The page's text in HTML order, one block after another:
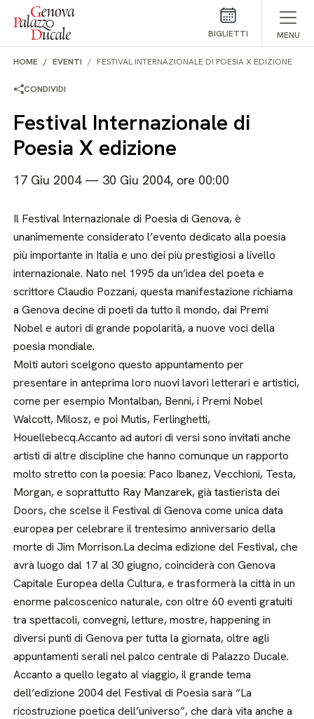
Salta al contenuto
BIGLIETTI MENU
HOME EVENTI FESTIVAL INTERNAZIONALE DI POESIA X EDIZIONE
CONDIVIDI
Festival Internazionale di
Poesia X edizione
17 Giu 2004 — 30 Giu 2004, ore 00:00
Il Festival Internazionale di Poesia di Genova, è
unanimemente considerato l’evento dedicato alla poesia
più importante in Italia e uno dei più prestigiosi a livello
internazionale. Nato nel 1995 da un’idea del poeta e
scrittore Claudio Pozzani, questa manifestazione richiama
a Genova decine di poeti da tutto il mondo, dai Premi
Nobel e autori di grande popolarità, a nuove voci della
poesia mondiale.
Molti autori scelgono questo appuntamento per
presentare in anteprima loro nuovi lavori letterari e artistici,
come per esempio Montalban, Benni, i Premi Nobel
Walcott, Milosz, e poi Mutis, Ferlinghetti,
Houellebecq.Accanto ad autori di versi sono invitati anche
artisti di altre discipline che hanno comunque un rapporto
molto stretto con la poesia: Paco Ibanez, Vecchioni, Testa,
Morgan, e soprattutto Ray Manzarek, già tastierista dei
Doors, che scelse il Festival di Genova come unica data
europea per celebrare il trentesimo anniversario della
morte di Jim Morrison.La decima edizione del Festival, che
avrà luogo dal 17 al 30 giugno, coinciderà con Genova
Capitale Europea della Cultura, e trasformerà la città in un
enorme palcoscenico naturale, con oltre 60 eventi gratuiti
tra spettacoli, convegni, letture, mostre, happening in
diversi punti di Genova per tutta la giornata, oltre agli
appuntamenti serali nel palco centrale di Palazzo Ducale.
Accanto a quello legato al viaggio, il grande tema
dell’edizione 2004 del Festival di Poesia sarà “La
ricostruzione poetica dell’universo”, che darà vita anche a